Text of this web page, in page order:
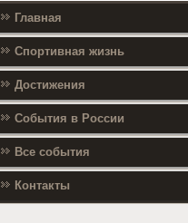
Главная
Спортивная жизнь
Достижения
События в России
Все события
Контакты